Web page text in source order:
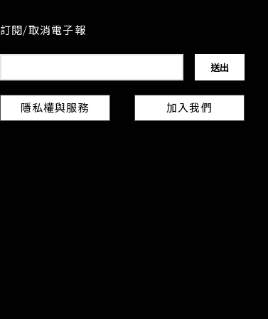
訂閱/取消電子報
隱私權與服務 加入我們